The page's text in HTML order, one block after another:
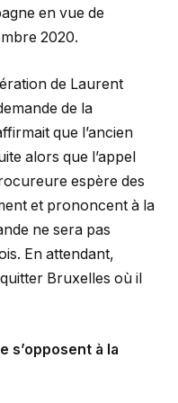
en vue de
2020.
de Laurent
de la
que l’ancien
alors que l’appel
espère des
et prononcent à la
ne sera pas
En attendant,
Bruxelles où il
s’opposent à la